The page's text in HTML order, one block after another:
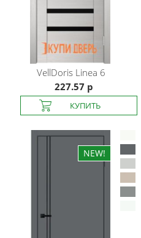
VellDorisLinea 6
227.57 р